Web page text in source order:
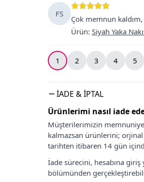
FS
Çok memnun
Ürün: Siyah Yaka
1 2 3 4 5
İADE & İPTAL
Ürünlerimi nasıl iade
Müşterilerimizin
kalmazsan ürünlerini; orjinal
tarihten itibaren 14 gün
İade sürecini, hesabına
bölümünden